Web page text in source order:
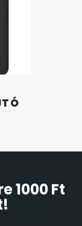
1000 Ft